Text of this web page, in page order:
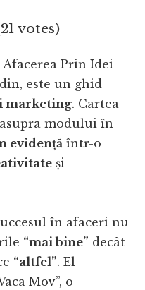
votes)
Afacerea Prin Idei
este un ghid
marketing. Cartea
modului în
evidență într-o
și
în afaceri nu
“mai bine” decât
“altfel”. El
Mov”, o